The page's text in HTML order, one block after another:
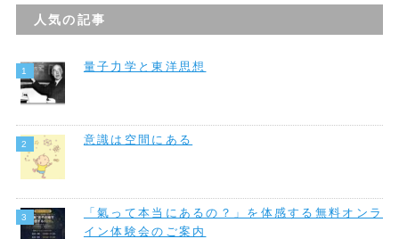
人気の記事
量子力学と東洋思想
意識は空間にある
「氣って本当にあるの？」を体感する無料オンラ
イン体験会のご案内